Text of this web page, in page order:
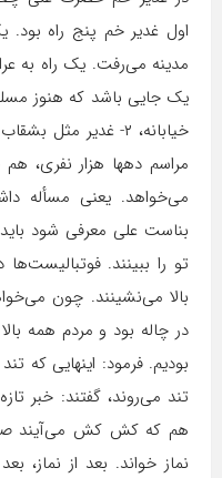
اول غدیر خم پنج راه
مدینه می‌رفت. یک راه به
یک جایی باشد که هنوز
خیابانه، ۲- غدیر
مراسم دهها هزار
بناست علی معرفی شود
تو را ببینند.
بالا می‌نشینند. چون
در چاله بود و مردم همه
بودیم. فرمود: اینهایی که
تند می‌روند، گفتند: خبر
هم که کش کش می‌آیند
نماز خواند. بعد از نماز،